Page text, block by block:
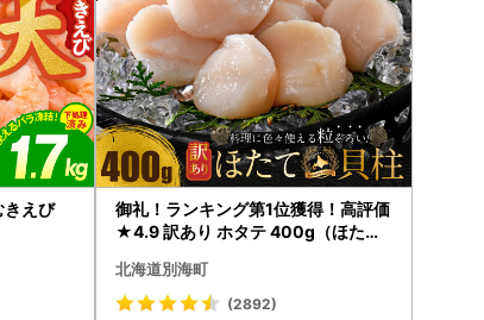
きえび
御礼！ランキング第1位獲得！高評価
★4.9 訳あり ホタテ 400g（ほたて
北海道別海町
(2892)